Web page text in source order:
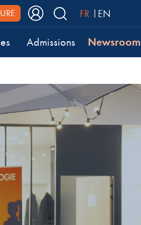
FR EN
Admissions Newsroom